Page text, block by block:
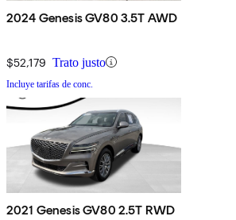
2024 Genesis GV80 3.5T AWD
$52,179 Trato justo
Incluye tarifas de conc.
2021 Genesis GV80 2.5T RWD